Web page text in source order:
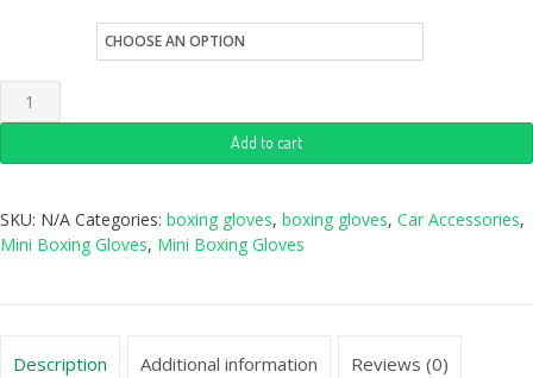
Add to cart
SKU: N/A Categories: boxing gloves, boxing gloves, Car Accessories,
Mini Boxing Gloves, Mini Boxing Gloves
Description Additional information Reviews (0)